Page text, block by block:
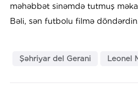
məhəbbət sinəmdə tutmuş
Bəli, sən futbolu filmə
Şəhriyar del Gerani Leonel